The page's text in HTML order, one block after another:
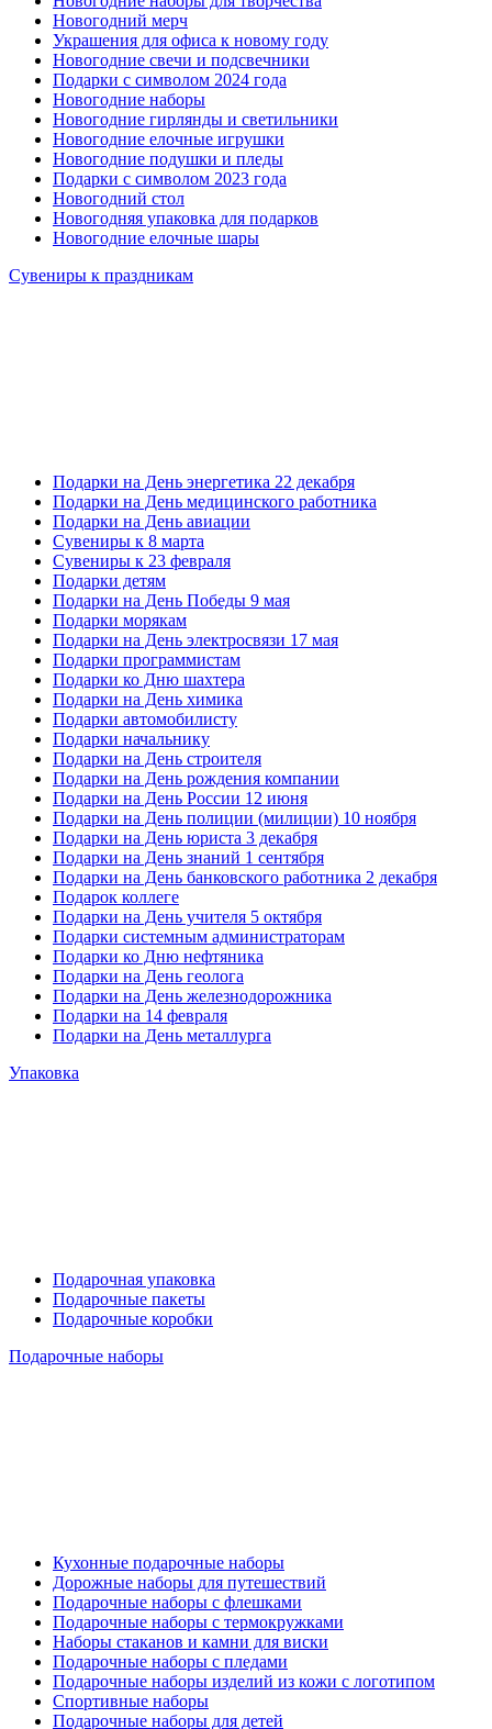
Новогодний мерч
Украшения для офиса к новому году
Новогодние свечи и подсвечники
Подарки с символом 2024 года
Новогодние наборы
Новогодние гирлянды и светильники
Новогодние елочные игрушки
Новогодние подушки и пледы
Подарки с символом 2023 года
Новогодний стол
Новогодняя упаковка для подарков
Новогодние елочные шары
Сувениры к праздникам
Подарки на День энергетика 22 декабря
Подарки на День медицинского работника
Подарки на День авиации
Сувениры к 8 марта
Сувениры к 23 февраля
Подарки детям
Подарки на День Победы 9 мая
Подарки морякам
Подарки на День электросвязи 17 мая
Подарки программистам
Подарки ко Дню шахтера
Подарки на День химика
Подарки автомобилисту
Подарки начальнику
Подарки на День строителя
Подарки на День рождения компании
Подарки на День России 12 июня
Подарки на День полиции (милиции) 10 ноября
Подарки на День юриста 3 декабря
Подарки на День знаний 1 сентября
Подарки на День банковского работника 2 декабря
Подарок коллеге
Подарки на День учителя 5 октября
Подарки системным администраторам
Подарки ко Дню нефтяника
Подарки на День геолога
Подарки на День железнодорожника
Подарки на 14 февраля
Подарки на День металлурга
Упаковка
Подарочная упаковка
Подарочные пакеты
Подарочные коробки
Подарочные наборы
Кухонные подарочные наборы
Дорожные наборы для путешествий
Подарочные наборы с флешками
Подарочные наборы с термокружками
Наборы стаканов и камни для виски
Подарочные наборы с пледами
Подарочные наборы изделий из кожи с логотипом
Спортивные наборы
Подарочные наборы для детей